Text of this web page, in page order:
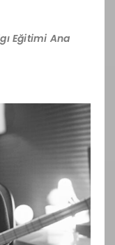
Eğitimi Ana